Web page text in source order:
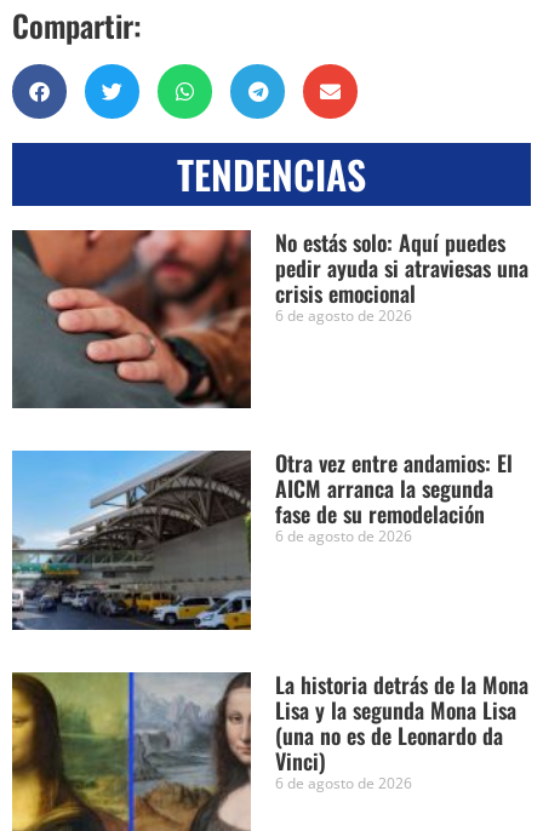
Compartir:
TENDENCIAS
No estás solo: Aquí puedes
pedir ayuda si atraviesas una
crisis emocional
6 de agosto de 2026
Otra vez entre andamios: El
AICM arranca la segunda
fase de su remodelación
6 de agosto de 2026
La historia detrás de la Mona
Lisa y la segunda Mona Lisa
(una no es de Leonardo da
Vinci)
6 de agosto de 2026